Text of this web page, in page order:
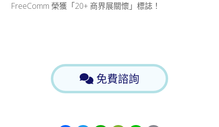
FreeComm 榮獲「20+ 商界展關懷」標誌！
免費諮詢